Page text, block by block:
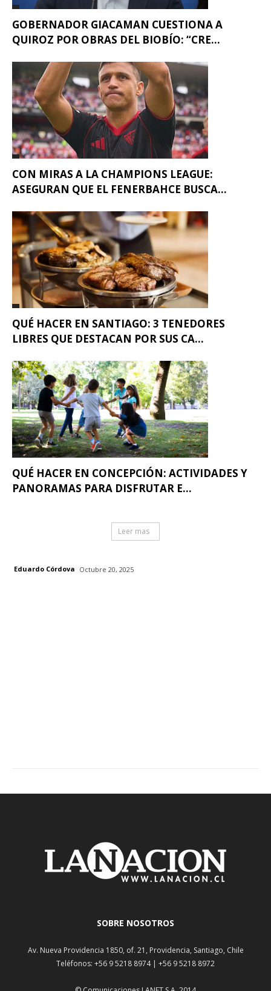
GOBERNADOR GIACAMAN CUESTIONA A
QUIROZ POR OBRAS DEL BIOBÍO: “CRE...
CON MIRAS A LA CHAMPIONS LEAGUE:
ASEGURAN QUE EL FENERBAHCE BUSCA...
QUÉ HACER EN SANTIAGO: 3 TENEDORES
LIBRES QUE DESTACAN POR SUS CA...
QUÉ HACER EN CONCEPCIÓN: ACTIVIDADES Y
PANORAMAS PARA DISFRUTAR E...
Leer mas
Eduardo Córdova Octubre 20, 2025
SOBRE NOSOTROS
Av. Nueva Providencia 1850, of. 21, Providencia, Santiago, Chile
Teléfonos: +56 9 5218 8974 | +56 9 5218 8972